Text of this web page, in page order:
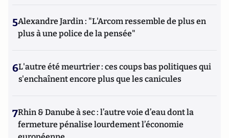
5Alexandre Jardin : "L'Arcom ressemble de plus en
plus à une police de la pensée"
6L'autre été meurtrier : ces coups bas politiques qui
s'enchaînent encore plus que les canicules
7Rhin & Danube à sec : l’autre voie d’eau dont la
fermeture pénalise lourdement l’économie